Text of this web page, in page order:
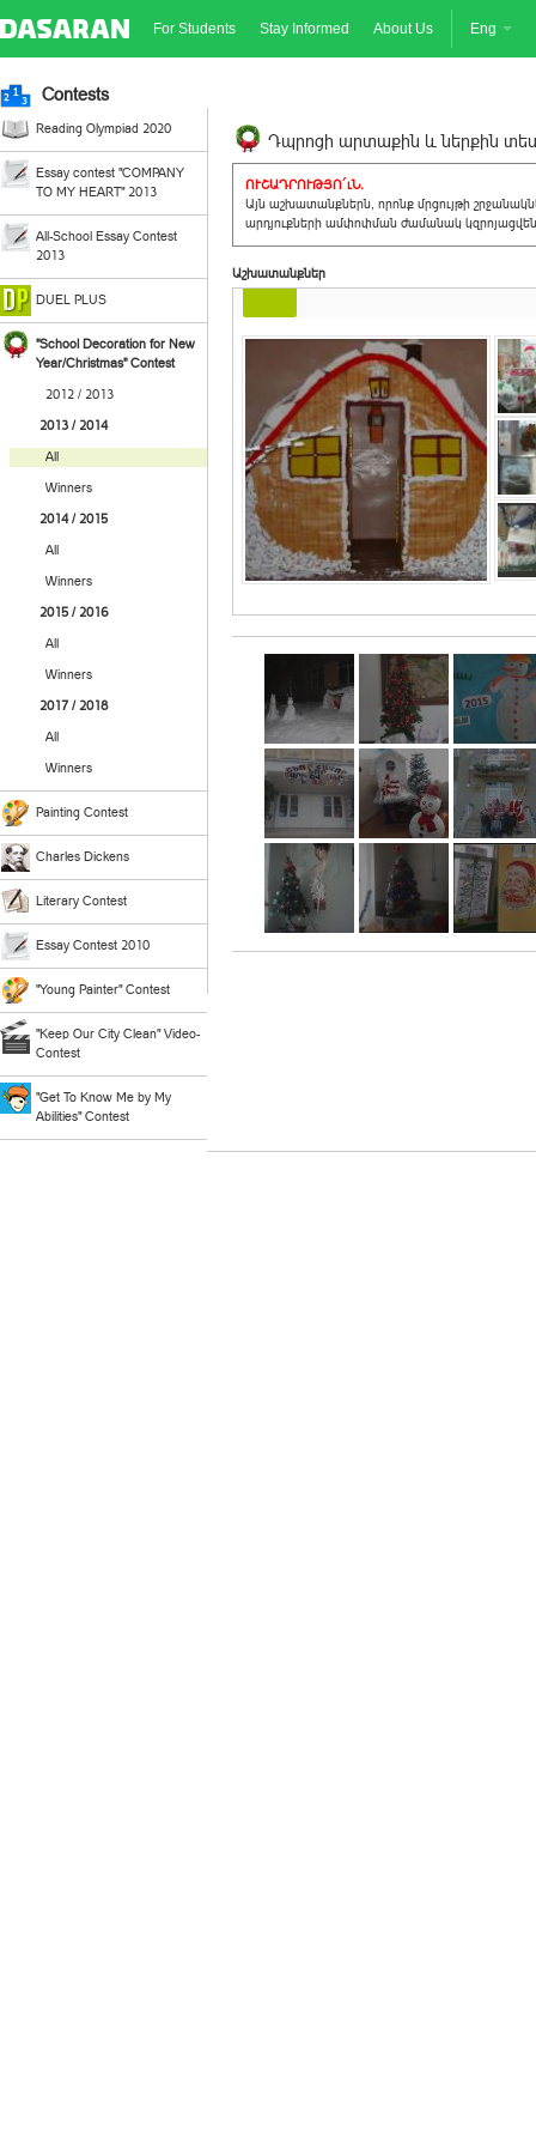
For Students Stay Informed About Us Eng
Contests
Reading Olympiad 2020
Essay contest "COMPANY
TO MY HEART" 2013
All-School Essay Contest
2013
DUEL PLUS
"School Decoration for New
Year/Christmas" Contest
2012 / 2013
2013 / 2014
All
Winners
2014 / 2015
All
Winners
2015 / 2016
All
Winners
2017 / 2018
All
Winners
Painting Contest
Charles Dickens
Literary Contest
Essay Contest 2010
"Young Painter" Contest
"Keep Our City Clean" Video-
Contest
"Get To Know Me by My
Abilities" Contest
Դպրոցի արտաքին և ներքին
ՈՒՇԱԴՐՈՒԹՅՈ´ւՆ.
Այն աշխատանքներն, որոնք մրցույթի
արդյուքների ամփոփման ժամանակ
Աշխատանքներ